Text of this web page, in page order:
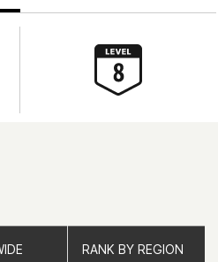
RANK BY REGION
RANK BY REGION